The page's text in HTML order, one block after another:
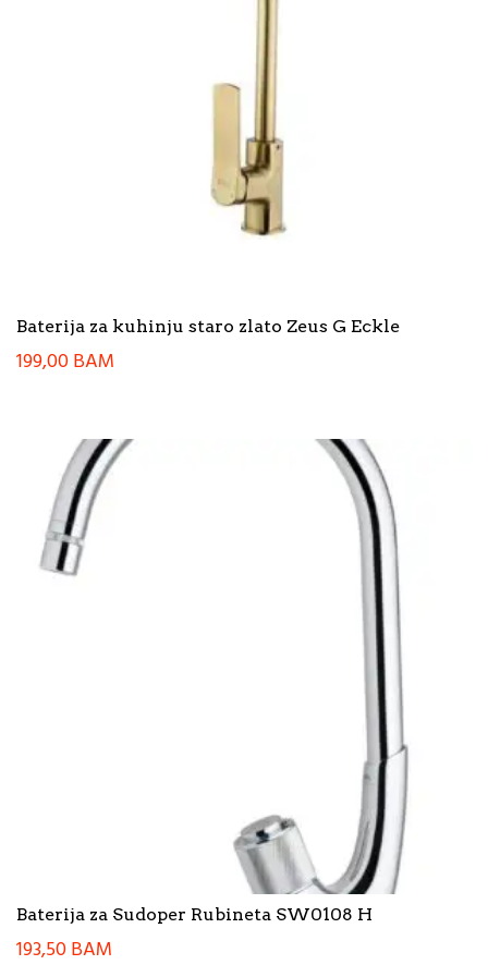
Baterija za kuhinju staro zlato Zeus G Eckle
199,00BAM
Baterija za Sudoper Rubineta SW0108 H
193,50BAM